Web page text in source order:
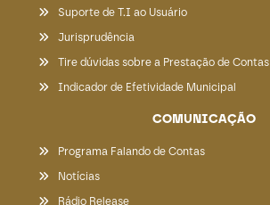
Suporte de T.I ao Usuário
Jurisprudência
Tire dúvidas sobre a Prestação de Contas
Indicador de Efetividade Municipal
COMUNICAÇÃO
Programa Falando de Contas
Notícias
Rádio Release